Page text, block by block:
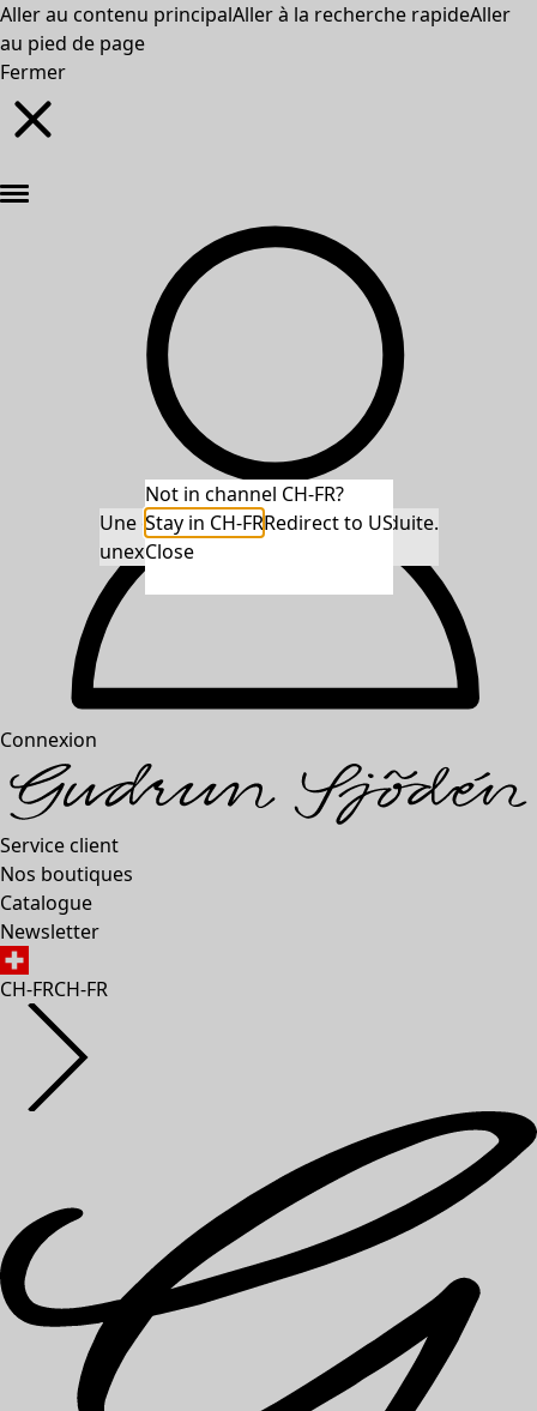
Aller au contenu principalAller à la recherche rapideAller
au pied de page
Fermer
Connexion
Service client
Nos boutiques
Catalogue
Newsletter
CH-FRCH-FR
Not in channel CH-FR?
Stay in CH-FRRedirect to US
Close
Une erreur inattendue s'est produite.
unexpectederror.buttontext